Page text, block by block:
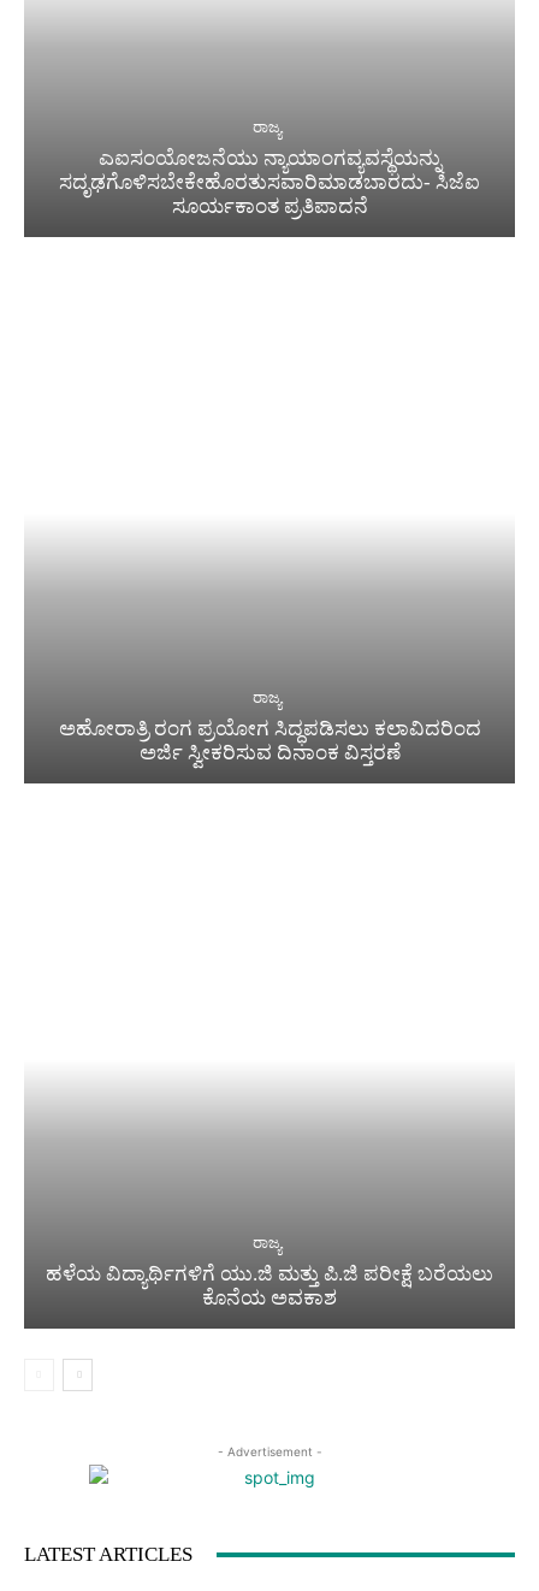
ರಾಜ್ಯ
ಎಐಸಂಯೋಜನೆಯು ನ್ಯಾಯಾಂಗವ್ಯವಸ್ಥೆಯನ್ನು
ಸದೃಢಗೊಳಿಸಬೇಕೇಹೊರತುಸವಾರಿಮಾಡಬಾರದು- ಸಿಜೆಐ
ಸೂರ್ಯಕಾಂತ ಪ್ರತಿಪಾದನೆ
ರಾಜ್ಯ
ಅಹೋರಾತ್ರಿ ರಂಗ ಪ್ರಯೋಗ ಸಿದ್ಧಪಡಿಸಲು ಕಲಾವಿದರಿಂದ
ಅರ್ಜಿ ಸ್ವೀಕರಿಸುವ ದಿನಾಂಕ ವಿಸ್ತರಣೆ
ರಾಜ್ಯ
ಹಳೆಯ ವಿದ್ಯಾರ್ಥಿಗಳಿಗೆ ಯು.ಜಿ ಮತ್ತು ಪಿ.ಜಿ ಪರೀಕ್ಷೆ ಬರೆಯಲು
ಕೊನೆಯ ಅವಕಾಶ
- Advertisement -
LATEST ARTICLES